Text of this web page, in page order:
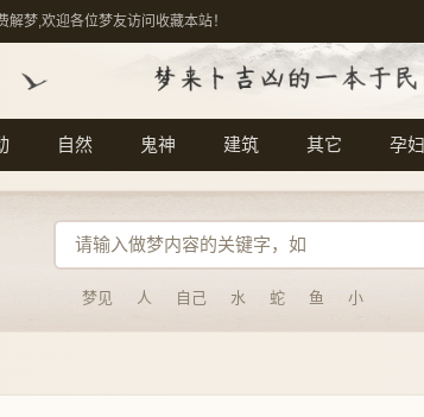
梦,欢迎各位梦友访问收藏本站！
自然 鬼神 建筑 其它 孕妇
梦见 人 自己 水 蛇 鱼 小